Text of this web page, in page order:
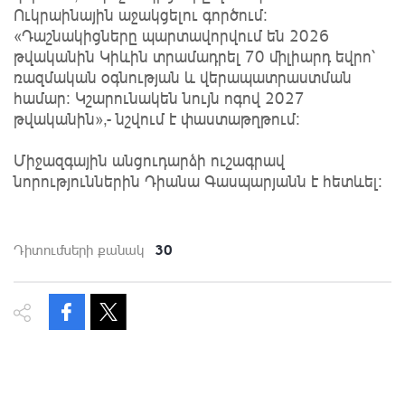
Ուկրաինային աջակցելու գործում։
«Դաշնակիցները պարտավորվում են 2026
թվականին Կիևին տրամադրել 70 միլիարդ եվրո՝
ռազմական օգնության և վերապատրաստման
համար: Կշարունակեն նույն ոգով 2027
թվականին»,- նշվում է փաստաթղթում:
Միջազգային անցուդարձի ուշագրավ
նորություններին Դիանա Գասպարյանն է հետևել:
Դիտումների քանակ 30